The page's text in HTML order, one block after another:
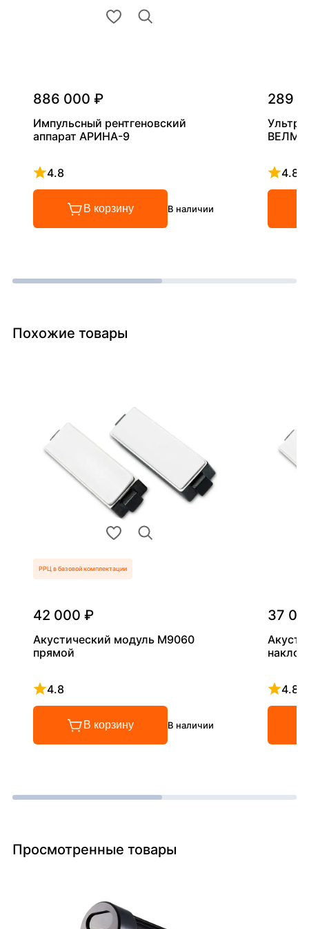
886 000 ₽
Импульсный рентгеновский
аппарат АРИНА-9
4.8
Рейтинг 4.8 из 5
В корзину В наличии
289
4.8
Похожие товары
РРЦ в базовой комплектации
42 000 ₽
Акустический модуль М9060
прямой
4.8
Рейтинг 4.8 из 5
В корзину В наличии
37
4.8
Просмотренные товары